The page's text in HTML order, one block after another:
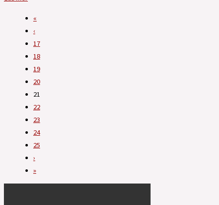
«
‹
17
18
19
20
21
22
23
24
25
›
»